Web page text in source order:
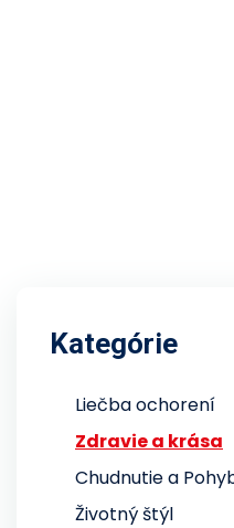
Kategórie
Liečba ochorení
Zdravie a krása
Chudnutie a
Životný štýl